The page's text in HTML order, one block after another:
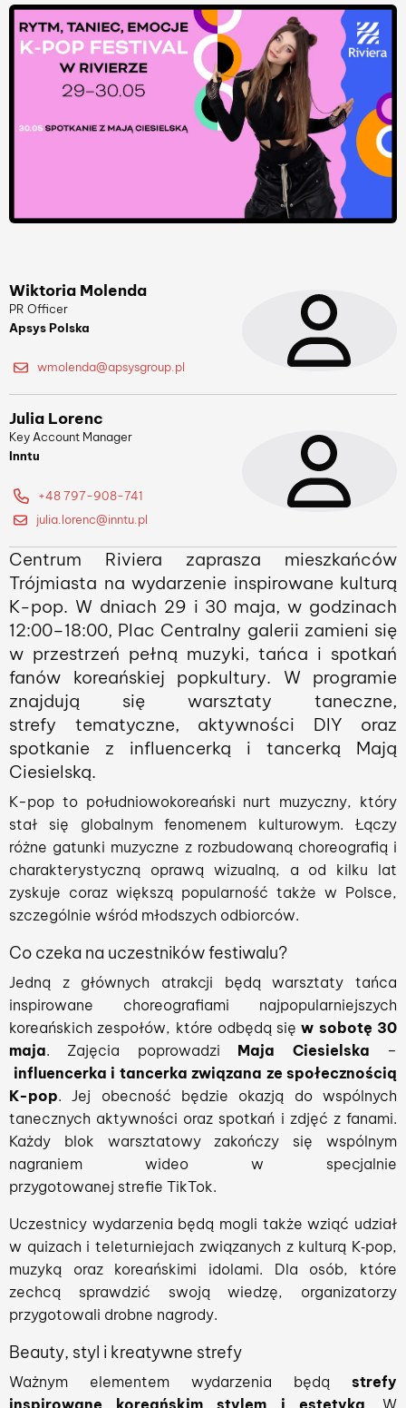
Wiktoria Molenda
PR Officer
Apsys Polska
wmolenda@apsysgroup.pl
Julia Lorenc
Key Account Manager
Inntu
+48 797-908-741
julia.lorenc@inntu.pl
Centrum Riviera zaprasza mieszkańców
Trójmiasta na wydarzenie inspirowane kulturą
K-pop. W dniach 29 i 30 maja, w godzinach
12:00–18:00, Plac Centralny galerii zamieni się
w przestrzeń pełną muzyki, tańca i spotkań
fanów koreańskiej popkultury. W programie
znajdują się warsztaty taneczne,
strefy tematyczne, aktywności DIY oraz
spotkanie z influencerką i tancerką Mają
Ciesielską.
K-pop to południowokoreański nurt muzyczny, który
stał się globalnym fenomenem kulturowym. Łączy
różne gatunki muzyczne z rozbudowaną choreografią i
charakterystyczną oprawą wizualną, a od kilku lat
zyskuje coraz większą popularność także w Polsce,
szczególnie wśród młodszych odbiorców.
Co czeka na uczestników festiwalu?
Jedną z głównych atrakcji będą warsztaty tańca
inspirowane choreografiami najpopularniejszych
koreańskich zespołów, które odbędą sięw sobotę 30
maja. Zajęcia poprowadzi Maja Ciesielska –
influencerka i tancerka związana ze społecznością
K-pop. Jej obecność będzie okazją do wspólnych
tanecznych aktywności oraz spotkań i zdjęć z fanami.
Każdy blok warsztatowy zakończy się wspólnym
nagraniem wideo w specjalnie
przygotowanej strefie TikTok.
Uczestnicy wydarzenia będą mogli także wziąć udział
w quizach i teleturniejach związanych z kulturą K‑pop,
muzyką oraz koreańskimi idolami. Dla osób, które
zechcą sprawdzić swoją wiedzę, organizatorzy
przygotowali drobne nagrody.
Beauty, styl i kreatywne strefy
Ważnym elementem wydarzenia będą strefy